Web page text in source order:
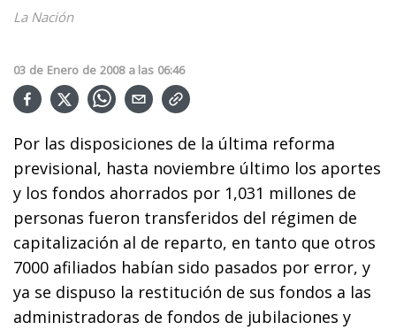
La Nación
03 de Enero de 2008 a las 06:46
Por las disposiciones de la última reforma
previsional, hasta noviembre último los aportes
y los fondos ahorrados por 1,031 millones de
personas fueron transferidos del régimen de
capitalización al de reparto, en tanto que otros
7000 afiliados habían sido pasados por error, y
ya se dispuso la restitución de sus fondos a las
administradoras de fondos de jubilaciones y